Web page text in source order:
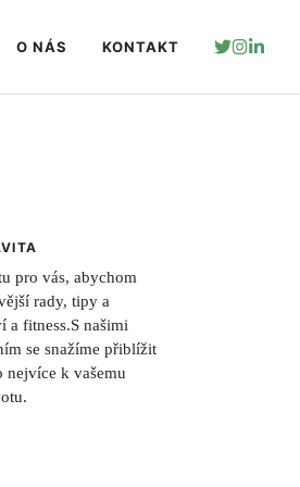
O NÁS KONTAKT
pro vás, abychom
rady, tipy a
a fitness.S našimi
se snažíme přiblížit
nejvíce k vašemu